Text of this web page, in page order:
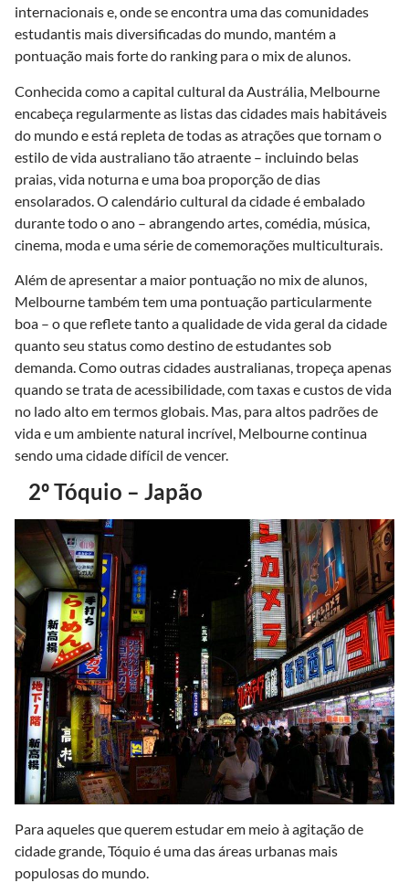
internacionais e, onde se encontra uma das comunidades
estudantis mais diversificadas do mundo, mantém a
pontuação mais forte do ranking para o mix de alunos.
Conhecida como a capital cultural da Austrália, Melbourne
encabeça regularmente as listas das cidades mais habitáveis ​​
do mundo e está repleta de todas as atrações que tornam o
estilo de vida australiano tão atraente – incluindo belas
praias, vida noturna e uma boa proporção de dias
ensolarados. O calendário cultural da cidade é embalado
durante todo o ano – abrangendo artes, comédia, música,
cinema, moda e uma série de comemorações multiculturais.
Além de apresentar a maior pontuação no mix de alunos,
Melbourne também tem uma pontuação particularmente
boa – o que reflete tanto a qualidade de vida geral da cidade
quanto seu status como destino de estudantes sob
demanda. Como outras cidades australianas, tropeça apenas
quando se trata de acessibilidade, com taxas e custos de vida
no lado alto em termos globais. Mas, para altos padrões de
vida e um ambiente natural incrível, Melbourne continua
sendo uma cidade difícil de vencer.
2º Tóquio – Japão
Para aqueles que querem estudar em meio à agitação de
cidade grande, Tóquio é uma das áreas urbanas mais
populosas do mundo.